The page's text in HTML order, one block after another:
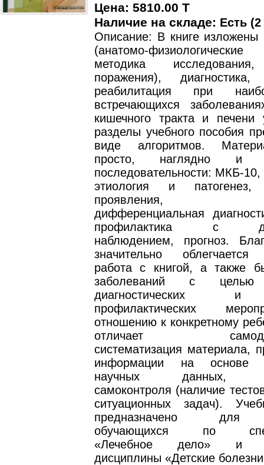
Цена: 5810.00 T
Наличие на складе: Есть
Описание: В книге изложены
(анатомо-физиологические
методика
поражения),
реабилитация при
встречающихся
кишечного тракта и
разделы учебного пособия
виде алгоритмов.
просто, наглядно и
последовательности: МКБ-
этиология и патогенез,
проявления,
дифференциальная
профилактика с
наблюдением, прогноз.
значительно облегчается
работа с книгой, а также
заболеваний с целью
диагностических и
профилактических
отношению к конкретному
отличает
систематизация материала,
информации на основе
научных данных,
самоконтроля (наличие
ситуационных задач).
предназначено для
обучающихся по
«Лечебное дело» и
дисциплины «Детские